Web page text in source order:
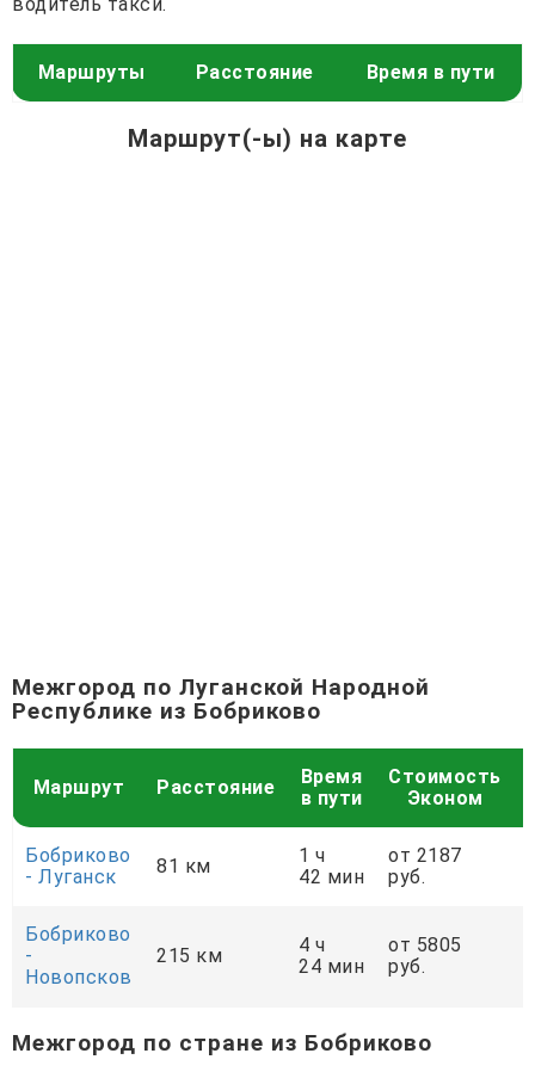
Маршруты Расстояние Время в пути
Маршрут(-ы) на карте
Межгород по Луганской Народной
Республике из Бобриково
Маршрут Расстояние
Время
в пути
Стоимость
Эконом
Бобриково
- Луганск
81 км
1 ч
42 мин
от 2187
руб.
Бобриково
-
Новопсков
215 км
4 ч
24 мин
от 5805
руб.
Межгород по стране из Бобриково